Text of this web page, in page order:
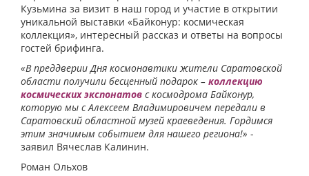
Кузьмина за визит в наш город и участие в открытии
уникальной выставки «Байконур: космическая
коллекция», интересный рассказ и ответы на вопросы
гостей брифинга.
«В преддверии Дня космонавтики жители Саратовской
области получили бесценный подарок – коллекцию
космических экспонатов с космодрома Байконур,
которую мы с Алексеем Владимировичем передали в
Саратовский областной музей краеведения. Гордимся
этим значимым событием для нашего региона!» -
заявил Вячеслав Калинин.
Роман Ольхов